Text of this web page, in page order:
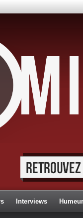
Interviews